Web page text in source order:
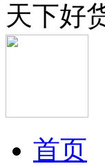
天下好
首页